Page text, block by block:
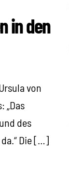
in den
von
„Das
des
Die […]